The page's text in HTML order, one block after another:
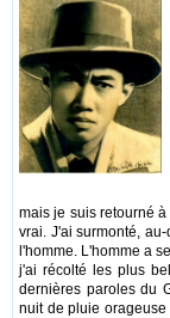
mais je suis retourné
vrai. J'ai surmonté,
l'homme. L'homme a
j'ai récolté les plus
dernières paroles du
nuit de pluie